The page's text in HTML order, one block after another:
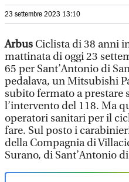
23 settembre 2023 13:10
Arbus Ciclista di 38 anni
mattinata di oggi 23
65 per Sant’Antonio di
pedalava, un Mitsubishi
subito fermato a prestare
l’intervento del 118. Ma
operatori sanitari per il
fare. Sul posto i
della Compagnia di
Surano, di Sant’Antonio